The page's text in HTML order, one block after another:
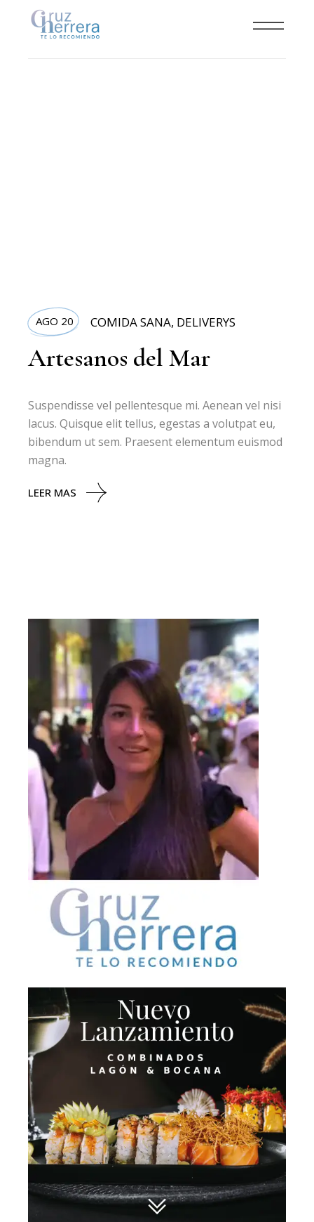
AGO 20 COMIDA SANA, DELIVERYS
Artesanos del Mar
Suspendisse vel pellentesque mi. Aenean vel nisi
lacus. Quisque elit tellus, egestas a volutpat eu,
bibendum ut sem. Praesent elementum euismod
magna.
LEER MAS